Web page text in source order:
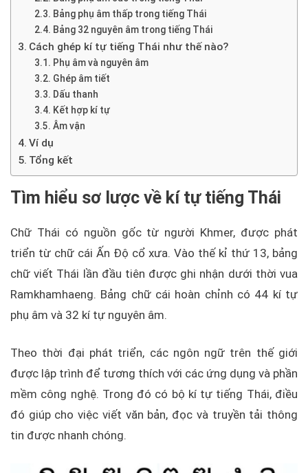
Bảng phụ âm thấp trong tiếng Thái
Bảng 32 nguyên âm trong tiếng Thái
Cách ghép kí tự tiếng Thái như thế nào?
Phụ âm và nguyên âm
Ghép âm tiết
Dấu thanh
Kết hợp kí tự
Âm vận
Ví dụ
Tổng kết
Tìm hiểu sơ lược về kí tự tiếng Thái
Chữ Thái có nguồn gốc từ người Khmer, được phát
triển từ chữ cái Ấn Độ cổ xưa. Vào thế kỉ thứ 13, bảng
chữ viết Thái lần đầu tiên được ghi nhận dưới thời vua
Ramkhamhaeng. Bảng chữ cái hoàn chỉnh có 44 kí tự
phụ âm và 32 kí tự nguyên âm.
Theo thời đại phát triển, các ngôn ngữ trên thế giới
được lập trình để tương thích với các ứng dụng và phần
mềm công nghệ. Trong đó có bộ kí tự tiếng Thái, điều
đó giúp cho việc viết văn bản, đọc và truyền tải thông
tin được nhanh chóng.